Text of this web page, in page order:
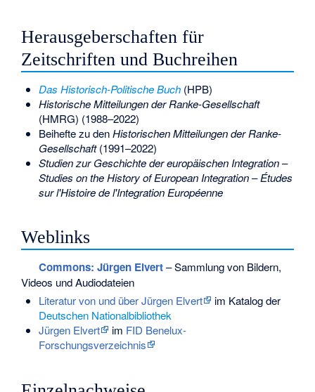
Herausgeberschaften für
Zeitschriften und Buchreihen
Das Historisch-Politische Buch(HPB)
Historische Mitteilungen der Ranke-Gesellschaft
(HMRG) (1988–2022)
Beihefte zu denHistorischen Mitteilungen der Ranke-
Gesellschaft(1991–2022)
Studien zur Geschichte der europäischen Integration–
Studies on the History of European Integration–Études
sur l'Histoire de l'Integration Européenne
Weblinks
Commons: Jürgen Elvert– Sammlung von Bildern,
Videos und Audiodateien
Literatur von und über Jürgen Elvert
im Katalog der
Deutschen Nationalbibliothek
Jürgen Elvert
im FID Benelux-
Forschungsverzeichnis